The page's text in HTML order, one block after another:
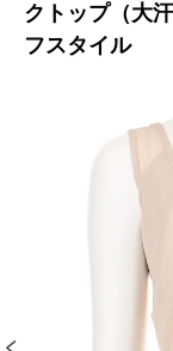
クトップ（大
フスタイル